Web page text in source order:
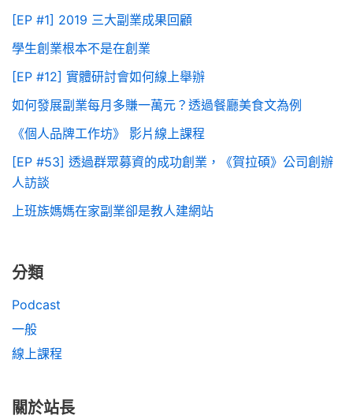
[EP #1] 2019 三大副業成果回顧
學生創業根本不是在創業
[EP #12] 實體研討會如何線上舉辦
如何發展副業每月多賺一萬元？透過餐廳美食文為例
《個人品牌工作坊》 影片線上課程
[EP #53] 透過群眾募資的成功創業，《賀拉碩》公司創辦
人訪談
上班族媽媽在家副業卻是教人建網站
分類
Podcast
一般
線上課程
關於站長